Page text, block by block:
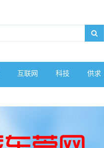
互联网 科技 供求